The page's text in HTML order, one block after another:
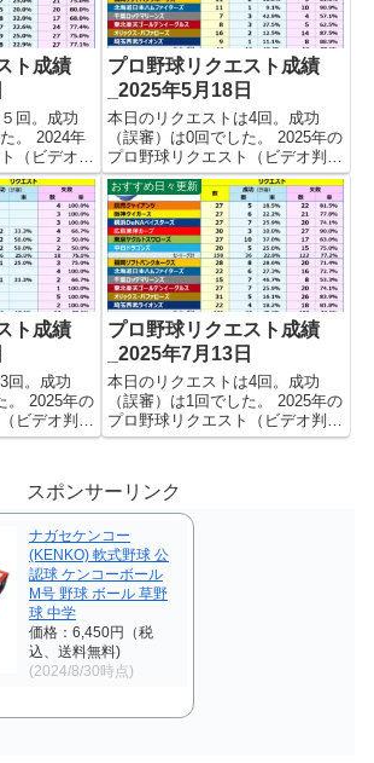
ト成績
回。成功
。 2024年
（ビデオ判
ています。
ト成功率は
スト数436
335回とな
プロ野球リクエスト成績
_2025年5月18日
本日のリクエストは4回。成功
（誤審）は0回でした。 2025年の
プロ野球リクエスト（ビデオ判
定）成績を記録集計しています。
今シーズンのリクエスト成功率は
これで21.8%。リクエスト数124
回、成功27回、失敗97回となり
ました。 【リクエス...
ト成績
回。成功
。 2025年の
ビデオ判
ています。
スト数43
回となりま
結...
おすすめ日々更新
プロ野球リクエスト成績
_2025年7月13日
本日のリクエストは4回。成功
（誤審）は1回でした。 2025年の
プロ野球リクエスト（ビデオ判
定）成績を記録集計しています。
回、成功73回、失敗230回となり
ました。 【リクエ...
スポンサーリンク
ナガセケンコー
(KENKO) 軟式野球 公
認球 ケンコーボール
M号 野球 ボール 草野
球 中学
価格：6,450円（税
込、送料無料)
(2024/8/30時点)